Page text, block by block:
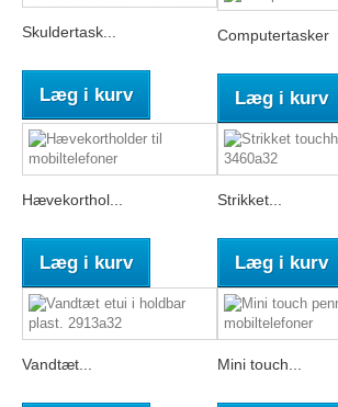
Skuldertask...
Læg i kurv
Computertasker
Læg i kurv
Hævekorthol...
Læg i kurv
Strikket...
Læg i kurv
Vandtæt... Mini touch...